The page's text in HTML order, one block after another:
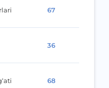
67
36
68